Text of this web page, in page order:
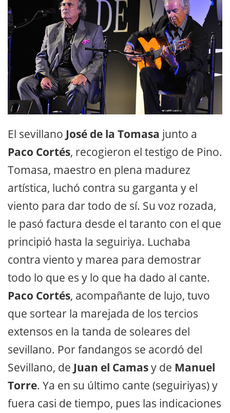
El sevillano José de la Tomasa junto a
Paco Cortés, recogieron el testigo de Pino.
Tomasa, maestro en plena madurez
artística, luchó contra su garganta y el
viento para dar todo de sí. Su voz rozada,
le pasó factura desde el taranto con el que
principió hasta la seguiriya. Luchaba
contra viento y marea para demostrar
todo lo que es y lo que ha dado al cante.
Paco Cortés, acompañante de lujo, tuvo
que sortear la marejada de los tercios
extensos en la tanda de soleares del
sevillano. Por fandangos se acordó del
Sevillano, de Juan el Camasy de Manuel
Torre. Ya en su último cante (seguiriyas) y
fuera casi de tiempo, pues las indicaciones